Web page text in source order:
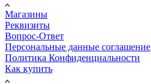
Магазины
Реквизиты
Вопрос-Ответ
Персональные данные соглашение
Политика Конфиденциальности
Как купить